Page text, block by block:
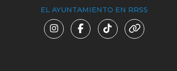
EL AYUNTAMIENTO EN RRSS